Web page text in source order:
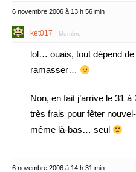
6 novembre 2006 à 13 h 56 min
ket017 Membre
lol… ouais, tout dépend
ramasser…
Non, en fait j’arrive le 31
très frais pour fêter
même là-bas… seul
6 novembre 2006 à 14 h 31 min